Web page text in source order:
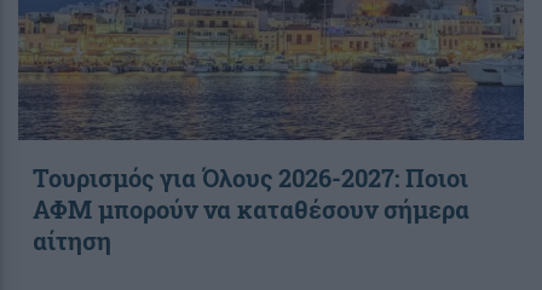
Τουρισμός για Όλους 2026-2027: Ποιοι
ΑΦΜ μπορούν να καταθέσουν σήμερα
αίτηση